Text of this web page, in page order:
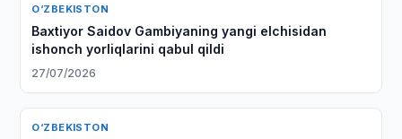
O‘ZBEKISTON
Baxtiyor Saidov Gambiyaning yangi elchisidan
ishonch yorliqlarini qabul qildi
27/07/2026
O‘ZBEKISTON